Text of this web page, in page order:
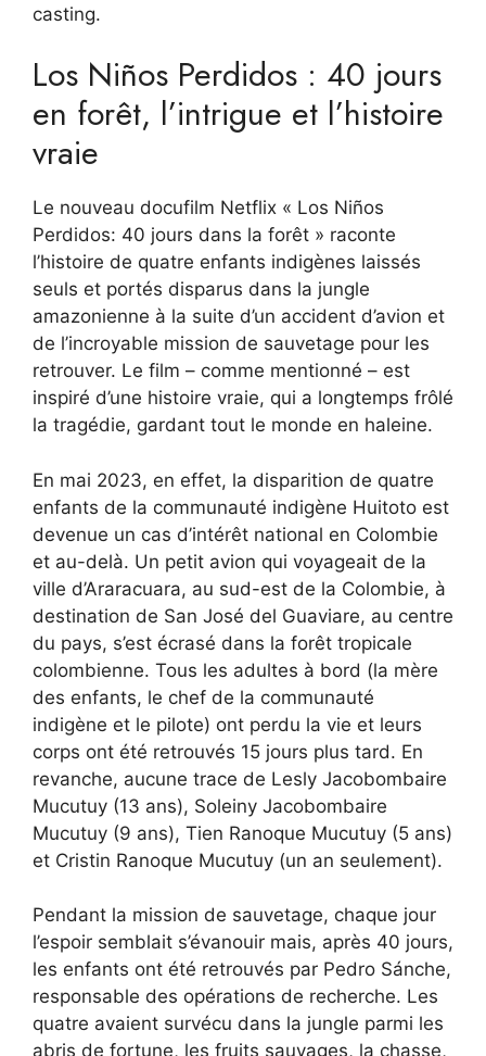
casting.
Los Niños Perdidos : 40 jours
en forêt, l’intrigue et l’histoire
vraie
Le nouveau docufilm Netflix « Los Niños
Perdidos: 40 jours dans la forêt » raconte
l’histoire de quatre enfants indigènes laissés
seuls et portés disparus dans la jungle
amazonienne à la suite d’un accident d’avion et
de l’incroyable mission de sauvetage pour les
retrouver. Le film – comme mentionné – est
inspiré d’une histoire vraie, qui a longtemps frôlé
la tragédie, gardant tout le monde en haleine.
En mai 2023, en effet, la disparition de quatre
enfants de la communauté indigène Huitoto est
devenue un cas d’intérêt national en Colombie
et au-delà. Un petit avion qui voyageait de la
ville d’Araracuara, au sud-est de la Colombie, à
destination de San José del Guaviare, au centre
du pays, s’est écrasé dans la forêt tropicale
colombienne. Tous les adultes à bord (la mère
des enfants, le chef de la communauté
indigène et le pilote) ont perdu la vie et leurs
corps ont été retrouvés 15 jours plus tard. En
revanche, aucune trace de Lesly Jacobombaire
Mucutuy (13 ans), Soleiny Jacobombaire
Mucutuy (9 ans), Tien Ranoque Mucutuy (5 ans)
et Cristin Ranoque Mucutuy (un an seulement).
Pendant la mission de sauvetage, chaque jour
l’espoir semblait s’évanouir mais, après 40 jours,
les enfants ont été retrouvés par Pedro Sánche,
responsable des opérations de recherche. Les
quatre avaient survécu dans la jungle parmi les
abris de fortune, les fruits sauvages, la chasse,